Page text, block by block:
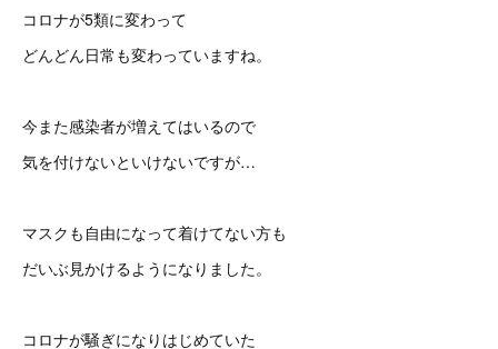
コロナが5類に変わって
どんどん日常も変わっていますね。
今また感染者が増えてはいるので
気を付けないといけないですが…
マスクも自由になって着けてない方も
だいぶ見かけるようになりました。
コロナが騒ぎになりはじめていた